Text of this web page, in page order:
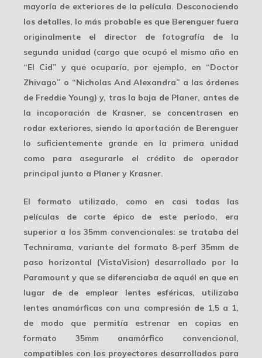
mayoría de exteriores de la película. Desconociendo
los detalles, lo más probable es que Berenguer fuera
originalmente el director de fotografía de la
segunda unidad (cargo que ocupó el mismo año en
“El Cid” y que ocuparía, por ejemplo, en “Doctor
Zhivago” o “Nicholas And Alexandra” a las órdenes
de Freddie Young) y, tras la baja de Planer, antes de
la incoporación de Krasner, se concentrasen en
rodar exteriores, siendo la aportación de Berenguer
lo suficientemente grande en la primera unidad
como para asegurarle el crédito de operador
principal junto a Planer y Krasner.
El formato utilizado, como en casi todas las
películas de corte épico de este período, era
superior a los 35mm convencionales: se trataba del
Technirama, variante del formato 8-perf 35mm de
paso horizontal (VistaVision) desarrollado por la
Paramount y que se diferenciaba de aquél en que en
lugar de de emplear lentes esféricas, utilizaba
lentes anamórficas con una compresión de 1,5 a 1,
de modo que permitía estrenar en copias en
formato 35mm anamórfico convencional,
compatibles con los proyectores desarrollados para